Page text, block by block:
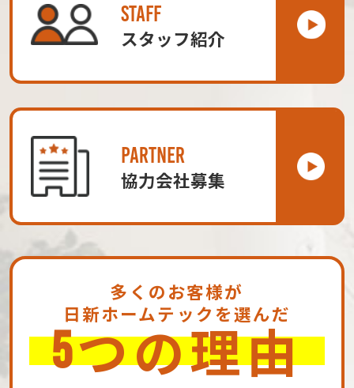
STAFF
スタッフ紹介
PARTNER
協力会社募集
多くのお客様が
日新ホームテックを選んだ
5つの理由